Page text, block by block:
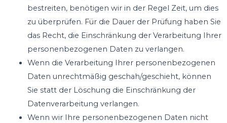
bestreiten, benötigen wir in der Regel Zeit, um dies
zu überprüfen. Für die Dauer der Prüfung haben Sie
das Recht, die Einschränkung der Verarbeitung Ihrer
personenbezogenen Daten zu verlangen.
Wenn die Verarbeitung Ihrer personenbezogenen
Daten unrechtmäßig geschah/geschieht, können
Sie statt der Löschung die Einschränkung der
Datenverarbeitung verlangen.
Wenn wir Ihre personenbezogenen Daten nicht